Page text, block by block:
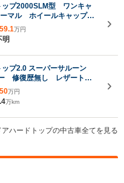
ップ2000SLM型 ワンキャ
マル ホイールキャップ
万円
明
プ2.0 スーパーサルーン
修復歴無し レザートッ
カラー 走行94000キロ G
万円
万km
ハードトップの中古車全てを見る